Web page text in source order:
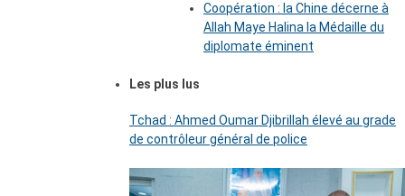
Coopération : la Chine décerne à
Allah Maye Halina la Médaille du
diplomate éminent
Les plus lus
Tchad : Ahmed Oumar Djibrillah élevé au grade
de contrôleur général de police